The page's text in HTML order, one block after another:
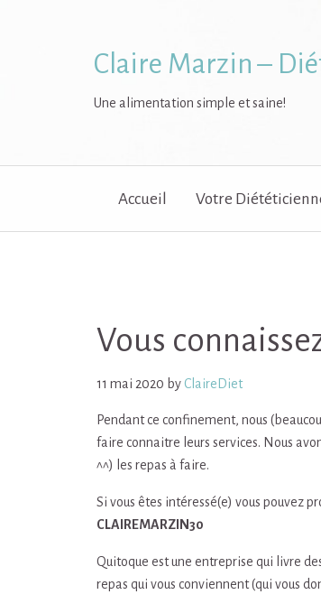
Claire Marzin –
Une alimentation simple et saine!
Accueil Votre
Vous
11 mai 2020 byClaireDiet
Pendant ce confinement, nous
faire connaitre leurs services. Nous
^^) les repas à faire.
Si vous êtes intéressé(e) vous pouvez
CLAIREMARZIN30
Quitoque est une entreprise qui livre
repas qui vous conviennent (qui vous